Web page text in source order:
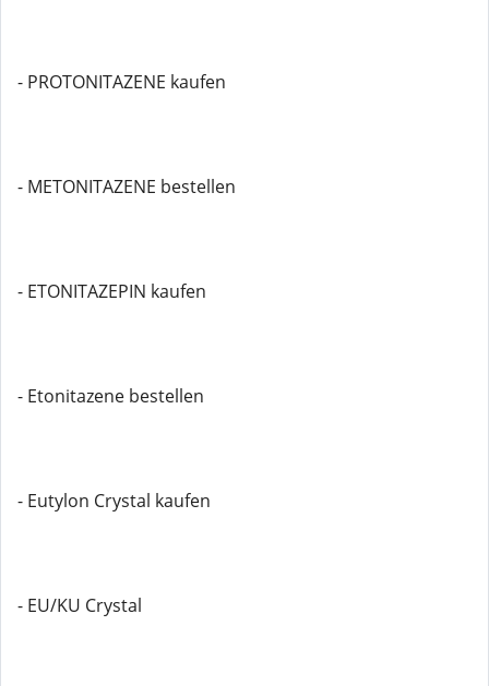
- PROTONITAZENE kaufen
- METONITAZENE bestellen
- ETONITAZEPIN kaufen
- Etonitazene bestellen
- Eutylon Crystal kaufen
- EU/KU Crystal